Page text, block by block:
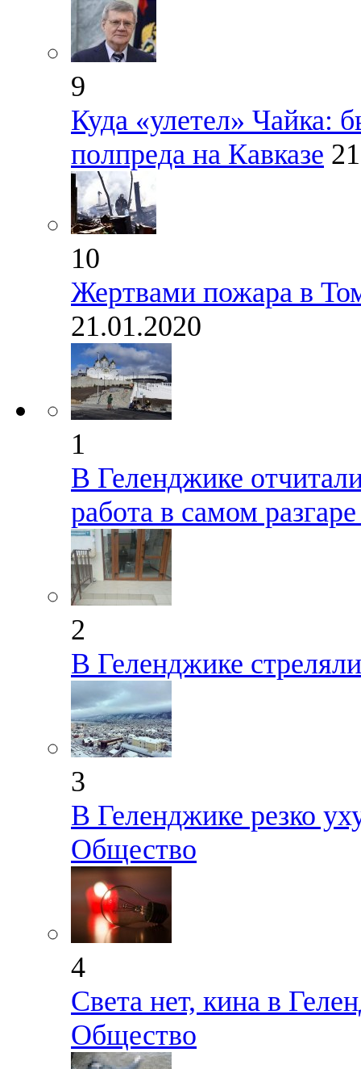
9
Куда «улетел» Чайка:
полпреда на Кавказе
10
Жертвами пожара в
21.01.2020
1
В Геленджике
работа в самом
2
В Геленджике
3
В Геленджике резко
Общество
4
Света нет, кина в
Общество